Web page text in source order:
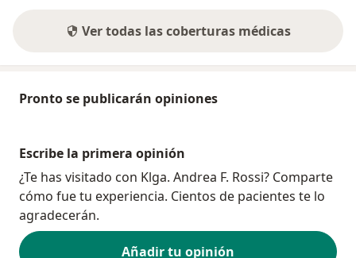
Ver todas las coberturas médicas
Pronto se publicarán opiniones
Escribe la primera opinión
¿Te has visitado con Klga. Andrea F. Rossi? Comparte
cómo fue tu experiencia. Cientos de pacientes te lo
agradecerán.
Añadir tu opinión